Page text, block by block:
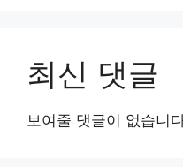
최신 댓글
보여줄 댓글이 없습니